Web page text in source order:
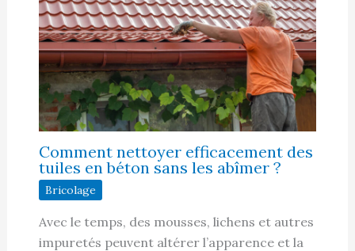
Comment nettoyer efficacement des
tuiles en béton sans les abîmer ?
Bricolage
Avec le temps, des mousses, lichens et autres
impuretés peuvent altérer l’apparence et la